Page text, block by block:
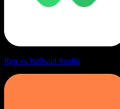
Rytr vs Wellsaid Studio